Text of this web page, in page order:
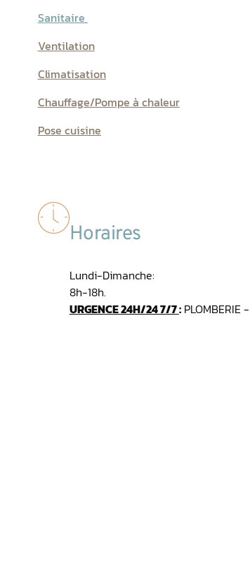
Sanitaire
Ventilation
Climatisation
Chauffage/Pompe à chaleur
Pose cuisine
Horaires
Lundi-Dimanche:
8h-18h.
URGENCE 24H/24 7/7:PLOMBERIE